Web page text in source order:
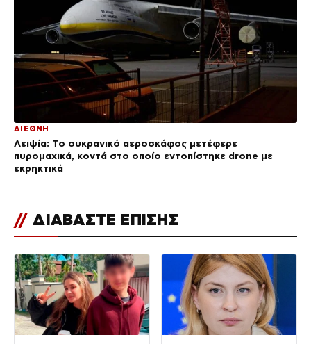
ΔΙΕΘΝΗ
Λειψία: Το ουκρανικό αεροσκάφος μετέφερε
πυρομαχικά, κοντά στο οποίο εντοπίστηκε drone με
εκρηκτικά
// ΔΙΑΒΑΣΤΕ ΕΠΙΣΗΣ